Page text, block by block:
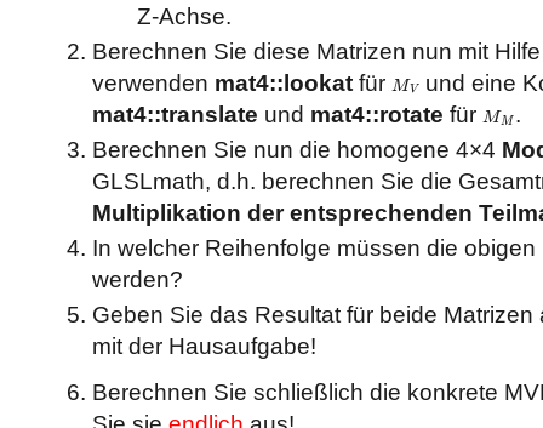
Z-Achse.
Berechnen Sie diese Matrizen nun mit
verwenden mat4::lookat fürM V
MV
und eine
mat4::translate und mat4::rotate fürMM
MM .
Berechnen Sie nun die homogene 4×4
GLSLmath, d.h. berechnen Sie die
Multiplikation der entsprechenden
In welcher Reihenfolge müssen die
werden?
Geben Sie das Resultat für beide
mit der Hausaufgabe!
Berechnen Sie schließlich die konkrete